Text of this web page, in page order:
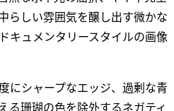
らしい雰囲気を醸し出す微かな
キュメンタリースタイルの画像
にシャープなエッジ、過剰な青
る珊瑚の色を除外するネガティ